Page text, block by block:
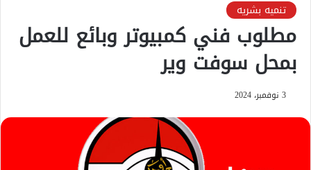
تنميه بشريه
مطلوب فني كمبيوتر وبائع للعمل
بمحل سوفت وير
3 نوفمبر، 2024